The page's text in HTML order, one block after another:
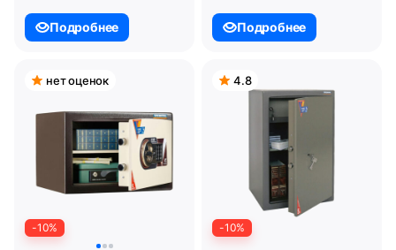
Подробнее Подробнее
нет оценок
-10%
4.8
-10%